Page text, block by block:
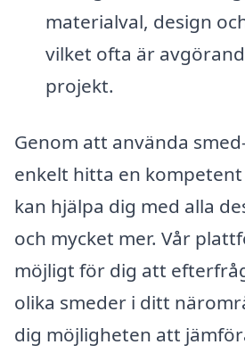
materialval, design
vilket ofta är
projekt.
Genom att använda
enkelt hitta en kompetent
kan hjälpa dig med alla
och mycket mer. Vår
möjligt för dig att
olika smeder i ditt
dig möjligheten att